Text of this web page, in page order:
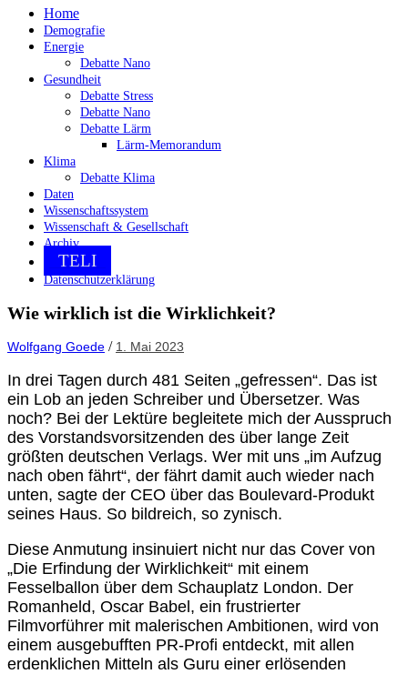
Zum
Inhalt
springen
Home
Demografie
Energie
Debatte Nano
Gesundheit
Debatte Stress
Debatte Nano
Debatte Lärm
Lärm-Memorandum
Klima
Debatte Klima
Daten
Wissenschaftssystem
Wissenschaft & Gesellschaft
Archiv
TELI
Datenschutzerklärung
Wie wirklich ist die Wirklichkeit?
Wolfgang Goede / 1. Mai 2023
In drei Tagen durch 481 Seiten „gefressen“. Das ist
ein Lob an jeden Schreiber und Übersetzer. Was
noch? Bei der Lektüre begleitete mich der Ausspruch
des Vorstandsvorsitzenden des über lange Zeit
größten deutschen Verlags. Wer mit uns „im Aufzug
nach oben fährt“, der fährt damit auch wieder nach
unten, sagte der CEO über das Boulevard-Produkt
seines Haus. So bildreich, so zynisch.
Diese Anmutung insinuiert nicht nur das Cover von
„Die Erfindung der Wirklichkeit“ mit einem
Fesselballon über dem Schauplatz London. Der
Romanheld, Oscar Babel, ein frustrierter
Filmvorführer mit malerischen Ambitionen, wird von
einem ausgebufften PR-Profi entdeckt, mit allen
erdenklichen Mitteln als Guru einer erlösenden